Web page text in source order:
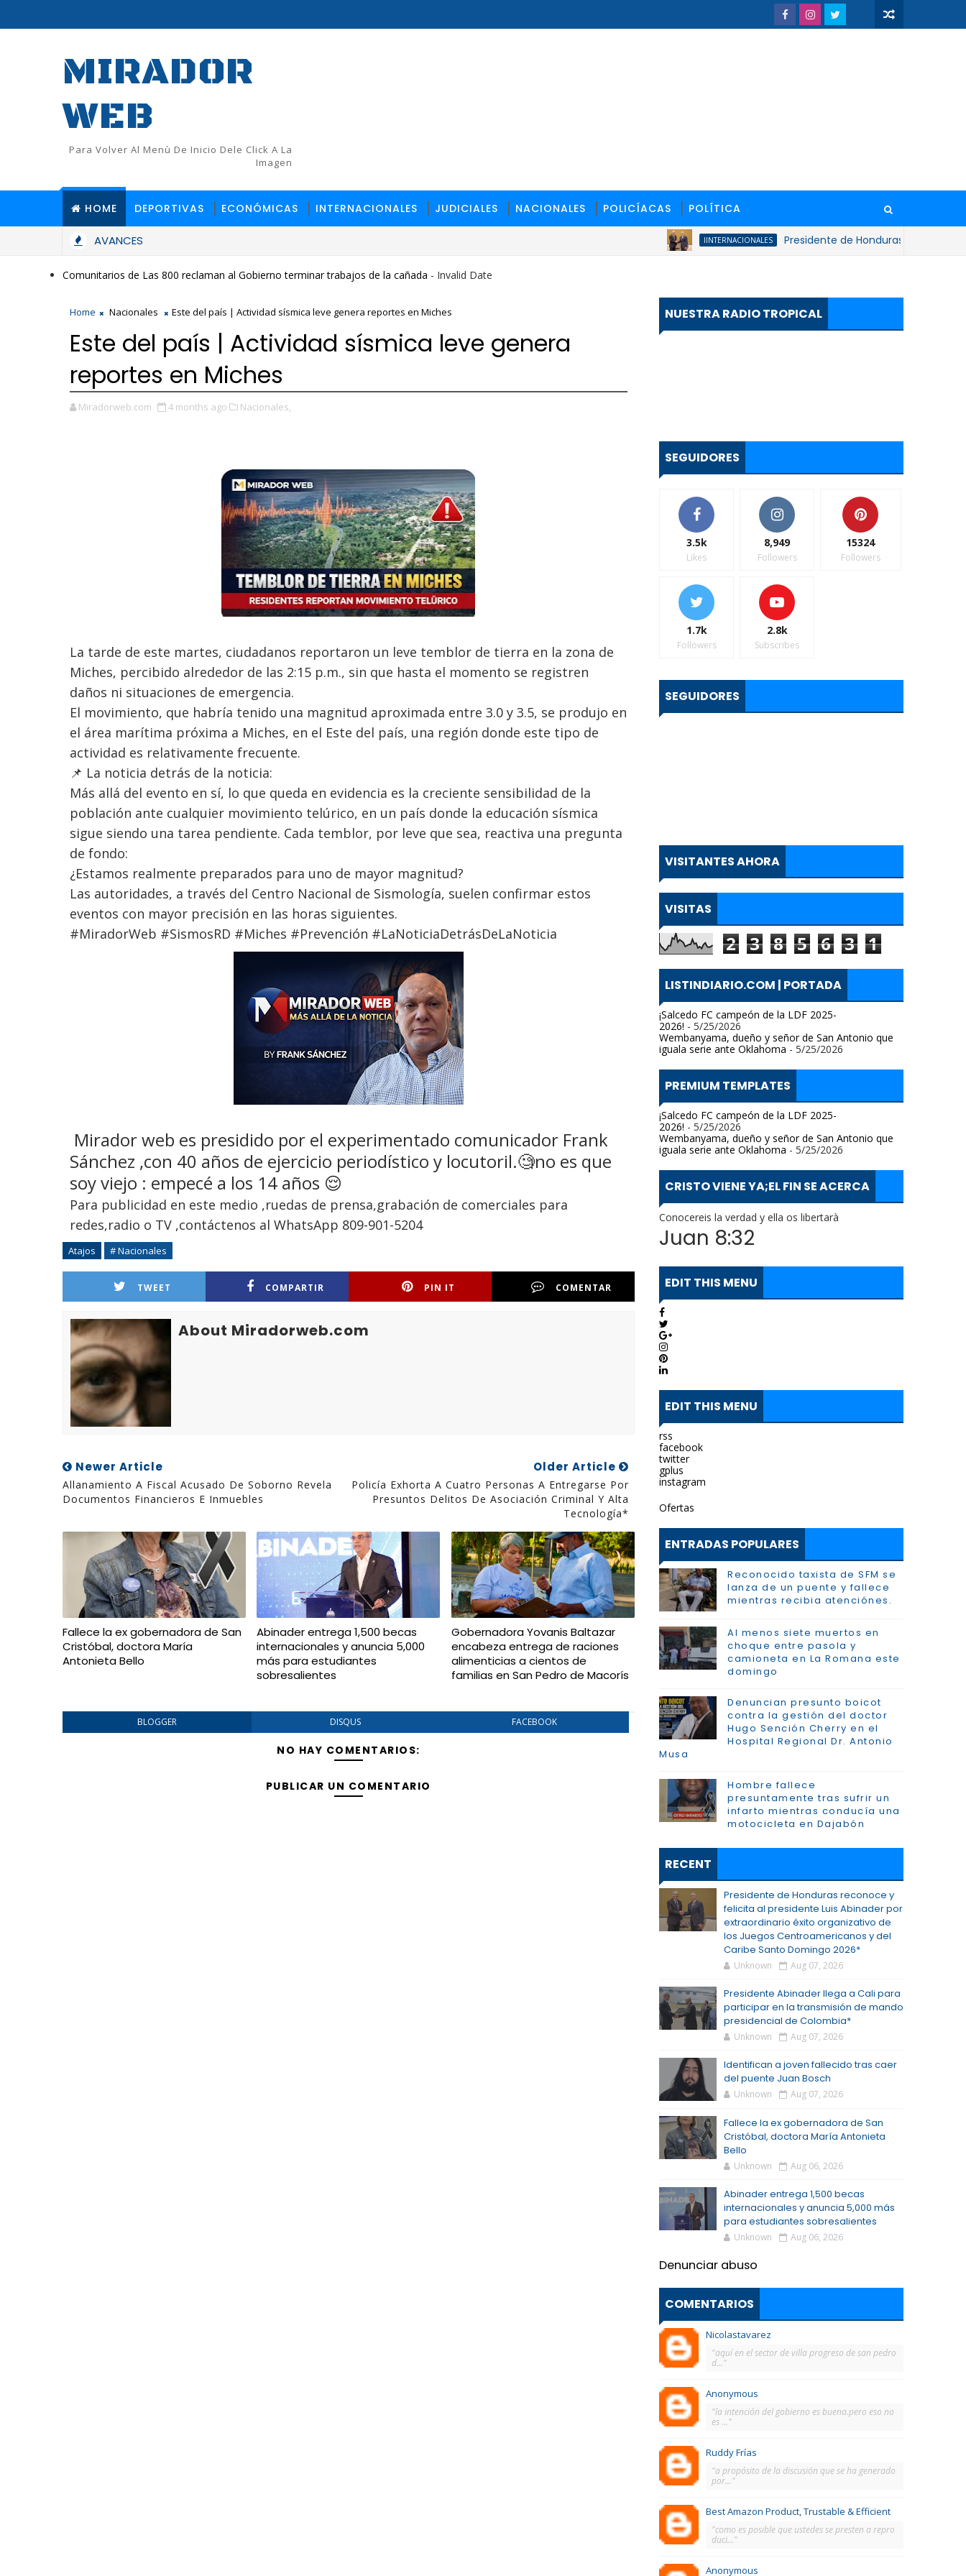
MIRADOR
WEB
Para Volver Al Menù De Inicio Dele Click A La
Imagen
HOME DEPORTIVAS ECONÓMICAS INTERNACIONALES JUDICIALES NACIONALES POLICÍACAS POLÍTICA
AVANCES IINTERNACIONALES Presidente de Honduras reconoce y
Comunitarios de Las 800 reclaman al Gobierno terminar trabajos de la cañada - Invalid Date
Home Nacionales Este del país | Actividad sísmica leve genera reportes en Miches
Este del país | Actividad sísmica leve genera
reportes en Miches
Miradorweb.com 4 months ago Nacionales,
La tarde de este martes, ciudadanos reportaron un leve temblor de tierra en la zona de
Miches, percibido alrededor de las 2:15 p.m., sin que hasta el momento se registren
daños ni situaciones de emergencia.
El movimiento, que habría tenido una magnitud aproximada entre 3.0 y 3.5, se produjo en
el área marítima próxima a Miches, en el Este del país, una región donde este tipo de
actividad es relativamente frecuente.
📌 La noticia detrás de la noticia:
Más allá del evento en sí, lo que queda en evidencia es la creciente sensibilidad de la
población ante cualquier movimiento telúrico, en un país donde la educación sísmica
sigue siendo una tarea pendiente. Cada temblor, por leve que sea, reactiva una pregunta
de fondo:
¿Estamos realmente preparados para uno de mayor magnitud?
Las autoridades, a través del Centro Nacional de Sismología, suelen confirmar estos
eventos con mayor precisión en las horas siguientes.
#MiradorWeb #SismosRD #Miches #Prevención #LaNoticiaDetrásDeLaNoticia
Mirador web es presidido por el experimentado comunicador Frank
Sánchez ,con 40 años de ejercicio periodístico y locutoril.🧐no es que
soy viejo : empecé a los 14 años 😌
Para publicidad en este medio ,ruedas de prensa,grabación de comerciales para
redes,radio o TV ,contáctenos al WhatsApp 809-901-5204
Atajos # Nacionales
TWEET COMPARTIR PIN IT COMENTAR
About Miradorweb.com
Newer Article
Allanamiento A Fiscal Acusado De Soborno Revela
Documentos Financieros E Inmuebles
Older Article
Policía Exhorta A Cuatro Personas A Entregarse Por
Presuntos Delitos De Asociación Criminal Y Alta
Tecnología*
Fallece la ex gobernadora de San
Cristóbal, doctora María
Antonieta Bello
Abinader entrega 1,500 becas
internacionales y anuncia 5,000
más para estudiantes
sobresalientes
Gobernadora Yovanis Baltazar
encabeza entrega de raciones
alimenticias a cientos de
familias en San Pedro de Macorís
BLOGGER DISQUS FACEBOOK
NO HAY COMENTARIOS:
PUBLICAR UN COMENTARIO
NUESTRA RADIO TROPICAL
SEGUIDORES
3.5k
Likes
8,949
Followers
15324
Followers
1.7k
Followers
2.8k
Subscribes
SEGUIDORES
VISITANTES AHORA
VISITAS
2 3 8 5 6 3 1
LISTINDIARIO.COM | PORTADA
¡Salcedo FC campeón de la LDF 2025-
2026! - 5/25/2026
Wembanyama, dueño y señor de San Antonio que
iguala serie ante Oklahoma - 5/25/2026
PREMIUM TEMPLATES
¡Salcedo FC campeón de la LDF 2025-
2026! - 5/25/2026
Wembanyama, dueño y señor de San Antonio que
iguala serie ante Oklahoma - 5/25/2026
CRISTO VIENE YA;EL FIN SE ACERCA
Conocereis la verdad y ella os libertarà
Juan 8:32
EDIT THIS MENU
EDIT THIS MENU
rss
facebook
twitter
gplus
instagram
Ofertas
ENTRADAS POPULARES
Reconocido taxista de SFM se
lanza de un puente y fallece
mientras recibia atenciónes.
Al menos siete muertos en
choque entre pasola y
camioneta en La Romana este
domingo
Denuncian presunto boicot
contra la gestión del doctor
Hugo Sención Cherry en el
Hospital Regional Dr. Antonio
Musa
Hombre fallece
presuntamente tras sufrir un
infarto mientras conducía una
motocicleta en Dajabón
RECENT
Presidente de Honduras reconoce y
felicita al presidente Luis Abinader por
extraordinario éxito organizativo de
los Juegos Centroamericanos y del
Caribe Santo Domingo 2026*
Unknown Aug 07, 2026
Presidente Abinader llega a Cali para
participar en la transmisión de mando
presidencial de Colombia*
Unknown Aug 07, 2026
Identifican a joven fallecido tras caer
del puente Juan Bosch
Unknown Aug 07, 2026
Fallece la ex gobernadora de San
Cristóbal, doctora María Antonieta
Bello
Unknown Aug 06, 2026
Abinader entrega 1,500 becas
internacionales y anuncia 5,000 más
para estudiantes sobresalientes
Unknown Aug 06, 2026
Denunciar abuso
COMENTARIOS
Nicolastavarez
"aquí en el sector de villa progreso de san pedro
d..."
Anonymous
"la intención del gobierno es buena.pero eso no
es ..."
Ruddy Frías
"a propósito de la discusión que se ha generado
por..."
Best Amazon Product, Trustable & Efficient
"como es posible que ustedes se presten a repro
duci..."
Anonymous